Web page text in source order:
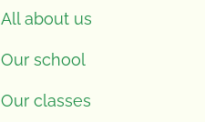
All about us
Our school
Our classes